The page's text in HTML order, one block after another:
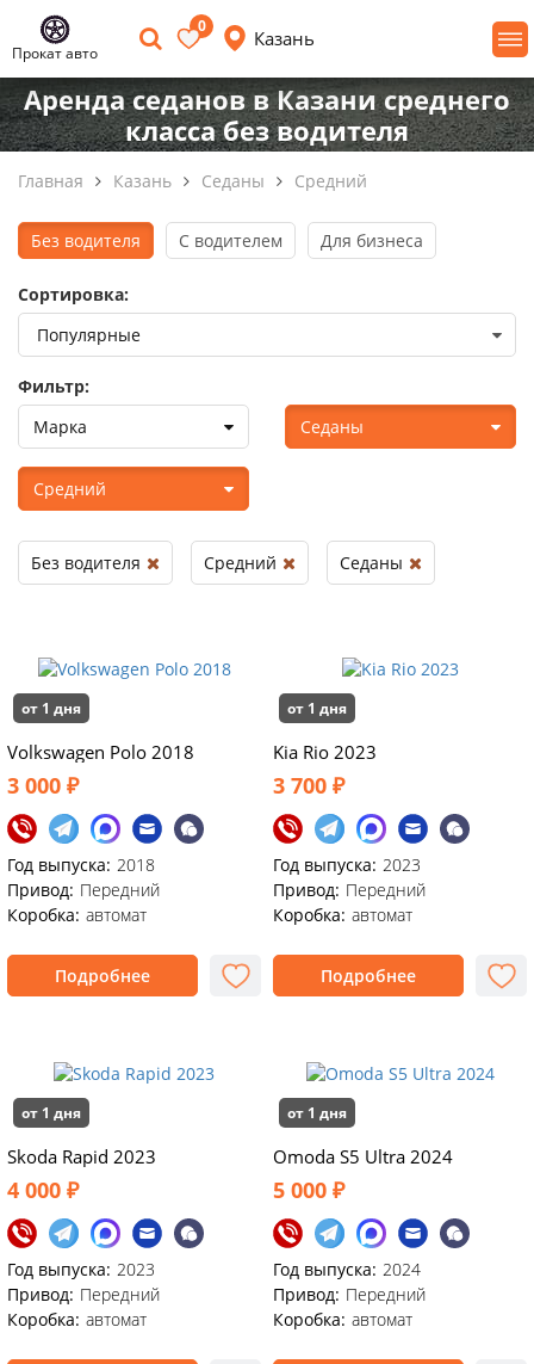
Прокат авто
0
Казань
Аренда седанов в Казани среднего
класса без водителя
Главная Казань Седаны Средний
от 1 дня
Volkswagen Polo 2018
3 000 ₽
Год выпуска: 2018
Привод: Передний
Коробка: автомат
Подробнее
от 1 дня
Kia Rio 2023
3 700 ₽
Год выпуска: 2023
Привод: Передний
Коробка: автомат
Подробнее
от 1 дня
Skoda Rapid 2023
4 000 ₽
Год выпуска: 2023
Привод: Передний
Коробка: автомат
от 1 дня
Omoda S5 Ultra 2024
5 000 ₽
Год выпуска: 2024
Привод: Передний
Коробка: автомат
Без водителя С водителем Для бизнеса
Сортировка:
Фильтр:
Марка
Седаны
Средний
Без водителя Средний Седаны